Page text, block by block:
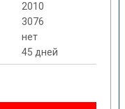
2010
3076
нет
45 дней